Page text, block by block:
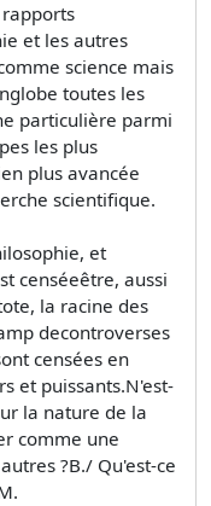
rapports
et les autres
science mais
toutes les
particulière parmi
les plus
plus avancée
scientifique.
et
censéeêtre, aussi
la racine des
decontroverses
censées en
et puissants.N'est-
la nature de la
comme une
?B./ Qu'est-ce